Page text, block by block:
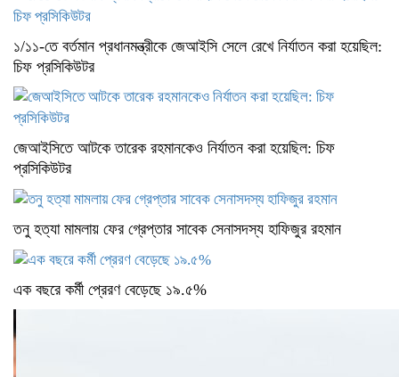
১/১১-তে বর্তমান প্রধানমন্ত্রীকে জেআইসি সেলে রেখে নির্যাতন করা হয়েছিল:
চিফ প্রসিকিউটর
জেআইসিতে আটকে তারেক রহমানকেও নির্যাতন করা হয়েছিল: চিফ
প্রসিকিউটর
তনু হত্যা মামলায় ফের গ্রেপ্তার সাবেক সেনাসদস্য হাফিজুর রহমান
এক বছরে কর্মী প্রেরণ বেড়েছে ১৯.৫%